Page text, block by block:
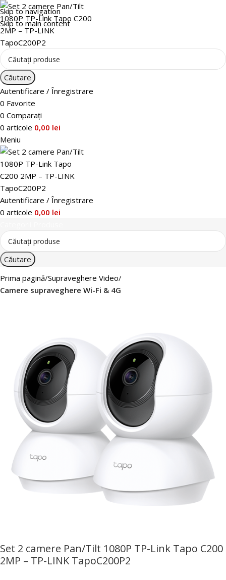
Skip to navigation
Skip to main content
Căutare
Autentificare / Înregistrare
0 Favorite
0 Comparați
0 articole 0,00 lei
Meniu
Autentificare / Înregistrare
0 articole 0,00 lei
Căutare
Prima pagină Supraveghere Video
Camere supraveghere Wi-Fi & 4G
Set 2 camere Pan/Tilt 1080P TP-Link Tapo C200
2MP – TP-LINK TapoC200P2